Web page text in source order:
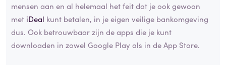
mensen aan en al helemaal het feit dat je ook gewoon
met iDeal kunt betalen, in je eigen veilige bankomgeving
dus. Ook betrouwbaar zijn de apps die je kunt
downloaden in zowel Google Play als in de App Store.